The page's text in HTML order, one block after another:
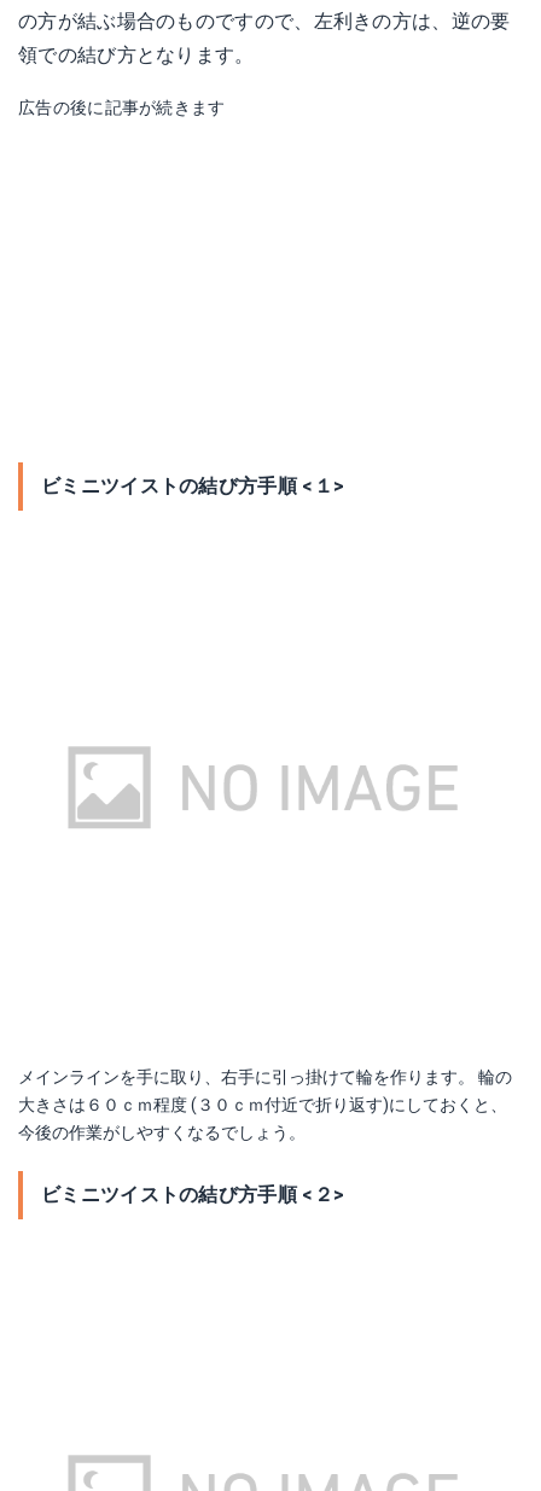
の方が結ぶ場合のものですので、左利きの方は、逆の要
領での結び方となります。
広告の後に記事が続きます
ビミニツイストの結び方手順 <１>
メインラインを手に取り、右手に引っ掛けて輪を作ります。 輪の
大きさは６０ｃｍ程度 (３０ｃｍ付近で折り返す)にしておくと、
今後の作業がしやすくなるでしょう。
ビミニツイストの結び方手順 <２>